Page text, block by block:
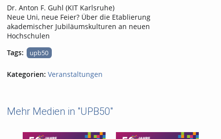
Dr. Anton F. Guhl (KIT Karlsruhe)
Neue Uni, neue Feier? Über die Etablierung
akademischer Jubiläumskulturen an neuen
Hochschulen
Tags:
upb50
Kategorien: Veranstaltungen
Mehr Medien in "UPB50"